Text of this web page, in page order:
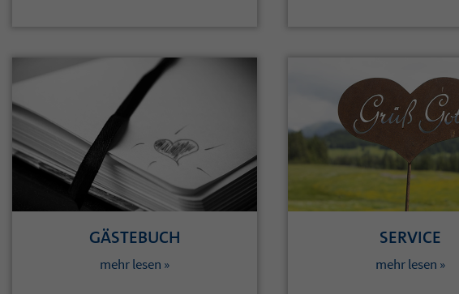
GÄSTEBUCH
mehr lesen »
SERVICE
mehr lesen »